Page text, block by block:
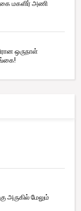
மகளிர் அணி
ஒருநாள்
அருகில் மேலும்